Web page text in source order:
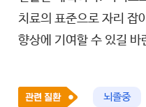
치료의 표준으로 자리 잡
향상에 기여할 수 있길 바
뇌졸중